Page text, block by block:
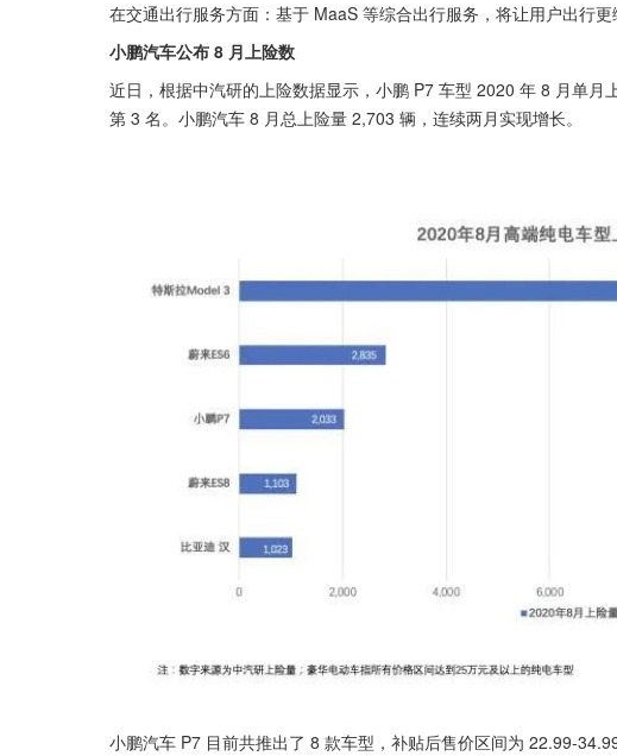
在交通出行服务方面：基于 MaaS 等综合出行服务，将让用户出行更
小鹏汽车公布 8 月上险数
近日，根据中汽研的上险数据显示，小鹏 P7 车型 2020 年 8 月单
第 3 名。小鹏汽车 8 月总上险量 2,703 辆，连续两月实现增长。
小鹏汽车 P7 目前共推出了 8 款车型，补贴后售价区间为 22.99-